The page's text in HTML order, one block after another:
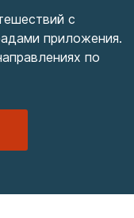
с
приложения.
по